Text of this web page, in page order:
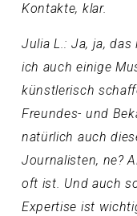
Kontakte, klar.
Julia L.: Ja, ja,
ich auch einige
künstlerisch
Freundes- und
natürlich auch
Journalisten, ne?
oft ist. Und auch
Expertise ist